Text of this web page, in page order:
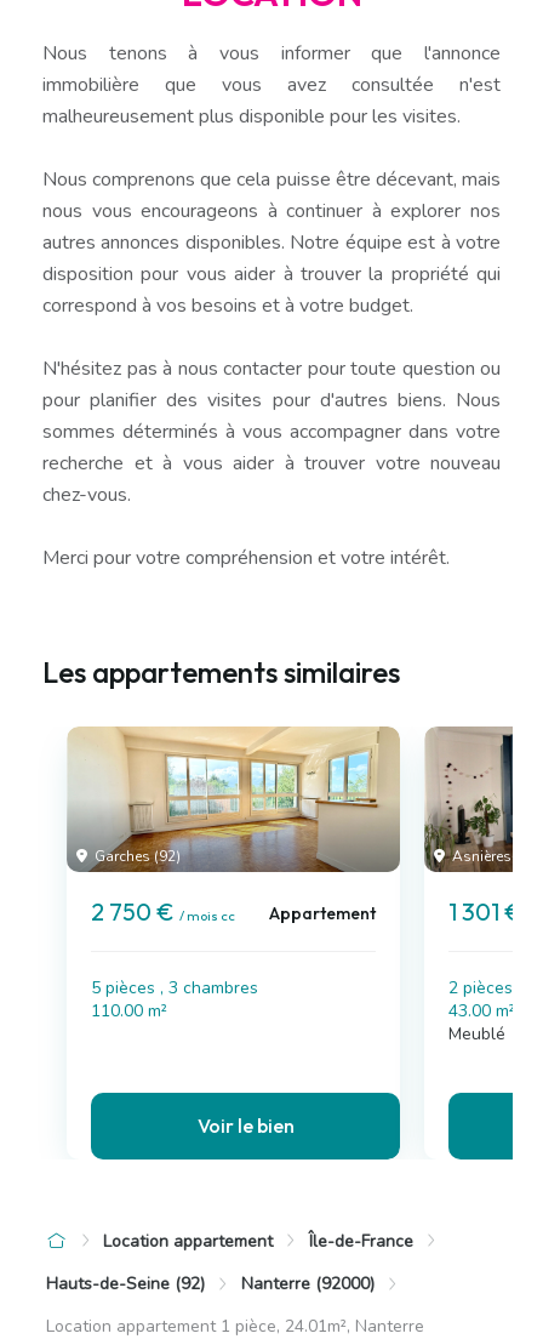
Nous tenons à vous informer que l'annonce
immobilière que vous avez consultée n'est
malheureusement plus disponible pour les visites.
Nous comprenons que cela puisse être décevant, mais
nous vous encourageons à continuer à explorer nos
autres annonces disponibles. Notre équipe est à votre
disposition pour vous aider à trouver la propriété qui
correspond à vos besoins et à votre budget.
N'hésitez pas à nous contacter pour toute question ou
pour planifier des visites pour d'autres biens. Nous
sommes déterminés à vous accompagner dans votre
recherche et à vous aider à trouver votre nouveau
chez-vous.
Merci pour votre compréhension et votre intérêt.
Les appartements similaires
Garches (92)
2 750 € / mois cc Appartement
5 pièces , 3 chambres
110.00 m²
Voir le bien
Asnières-
1 301 €
2 pièces , 1
43.00 m²
Meublé
Location appartement
Île-de-France
Hauts-de-Seine (92)
Nanterre (92000)
Location appartement 1 pièce, 24.01m², Nanterre